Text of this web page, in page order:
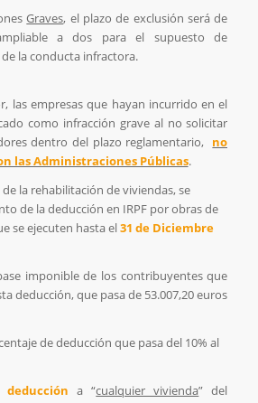
Graves, el plazo de exclusión será de
a dos para el supuesto de
la conducta infractora.
las empresas que hayan incurrido en el
como infracción grave al no solicitar
dentro del plazo reglamentario, no
las Administraciones Públicas.
la rehabilitación de viviendas, se
de la deducción en IRPF por obras de
se ejecuten hasta el31 de Diciembre
imponible de los contribuyentes que
deducción, que pasa de 53.007,20 euros
de deducción que pasa del 10% al
a “cualquier vivienda” del